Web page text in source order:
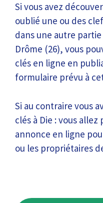
Si vous avez
oublié une ou des
dans une autre
Drôme (26), vous
clés en ligne en
formulaire prévu à
Si au contraire vous
clés à Die : vous
annonce en ligne
ou les propriétaires